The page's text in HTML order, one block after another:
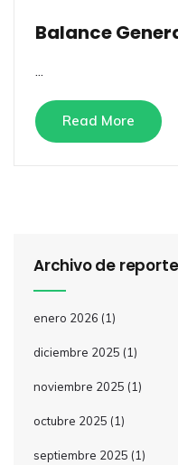
Balance
Read More
Archivo de
enero 2026 (1)
diciembre 2025 (1)
noviembre 2025 (1)
octubre 2025 (1)
septiembre 2025 (1)